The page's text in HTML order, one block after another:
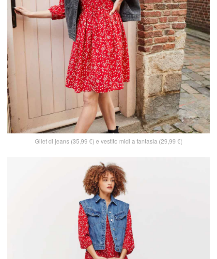
Gilet di jeans (35,99 €) e vestito midi a fantasia (29,99 €)